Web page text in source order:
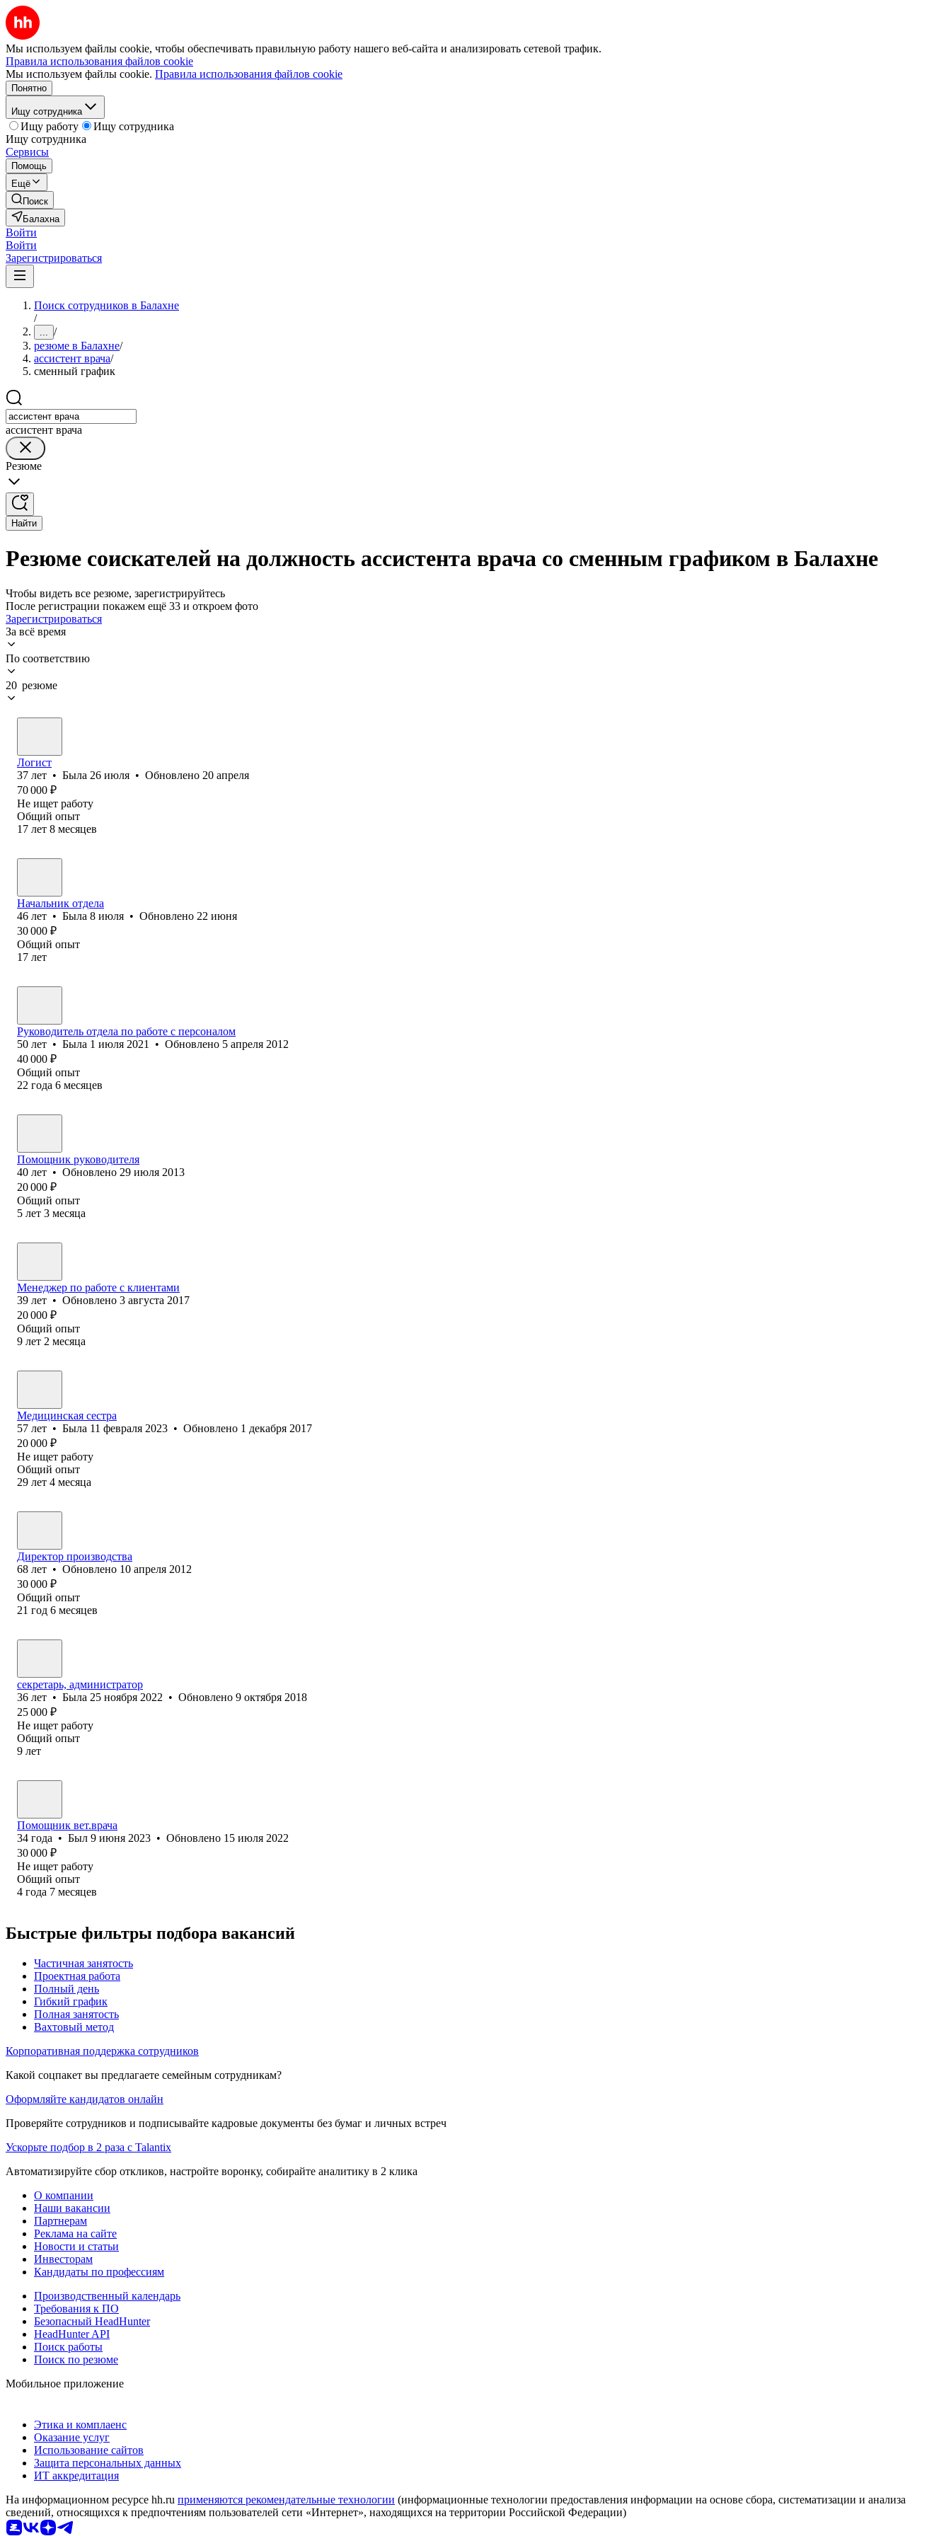
Мы используем файлы cookie, чтобы обеспечивать правильную работу нашего веб-сайта и анализировать сетевой трафик.
Правила использования файлов cookie
Мы используем файлы cookie. Правила использования файлов cookie
Понятно
Ищу сотрудника
Ищу работу
Ищу сотрудника
Ищу сотрудника
Сервисы
Помощь
Ещё
Поиск
Балахна
Войти
Войти
Зарегистрироваться
Поиск сотрудников в Балахне
/
... /
резюме в Балахне/
ассистент врача/
сменный график
ассистент врача
Резюме
Найти
Резюме соискателей на должность ассистента врача со сменным графиком в Балахне
Чтобы видеть все резюме, зарегистрируйтесь
После регистрации покажем ещё 33 и откроем фото
Зарегистрироваться
За всё время
По соответствию
20 резюме
Логист
37 лет • Была 26 июля • Обновлено 20 апреля
70 000 ₽
Не ищет работу
Общий опыт
17 лет 8 месяцев
Начальник отдела
46 лет • Была 8 июля • Обновлено 22 июня
30 000 ₽
Общий опыт
17 лет
Руководитель отдела по работе с персоналом
50 лет • Была 1 июля 2021 • Обновлено 5 апреля 2012
40 000 ₽
Общий опыт
22 года 6 месяцев
Помощник руководителя
40 лет • Обновлено 29 июля 2013
20 000 ₽
Общий опыт
5 лет 3 месяца
Менеджер по работе с клиентами
39 лет • Обновлено 3 августа 2017
20 000 ₽
Общий опыт
9 лет 2 месяца
Медицинская сестра
57 лет • Была 11 февраля 2023 • Обновлено 1 декабря 2017
20 000 ₽
Не ищет работу
Общий опыт
29 лет 4 месяца
Директор производства
68 лет • Обновлено 10 апреля 2012
30 000 ₽
Общий опыт
21 год 6 месяцев
секретарь, администратор
36 лет • Была 25 ноября 2022 • Обновлено 9 октября 2018
25 000 ₽
Не ищет работу
Общий опыт
9 лет
Помощник вет.врача
34 года • Был 9 июня 2023 • Обновлено 15 июля 2022
30 000 ₽
Не ищет работу
Общий опыт
4 года 7 месяцев
Быстрые фильтры подбора вакансий
Частичная занятость
Проектная работа
Полный день
Гибкий график
Полная занятость
Вахтовый метод
Корпоративная поддержка сотрудников
Какой соцпакет вы предлагаете семейным сотрудникам?
Оформляйте кандидатов онлайн
Проверяйте сотрудников и подписывайте кадровые документы без бумаг и личных встреч
Ускорьте подбор в 2 раза с Talantix
Автоматизируйте сбор откликов, настройте воронку, собирайте аналитику в 2 клика
О компании
Наши вакансии
Партнерам
Реклама на сайте
Новости и статьи
Инвесторам
Кандидаты по профессиям
Производственный календарь
Требования к ПО
Безопасный HeadHunter
HeadHunter API
Поиск работы
Поиск по резюме
Мобильное приложение
Этика и комплаенс
Оказание услуг
Использование сайтов
Защита персональных данных
ИТ аккредитация
На информационном ресурсе hh.ru применяются рекомендательные технологии (информационные технологии предоставления информации на основе сбора, систематизации и анализа
сведений, относящихся к предпочтениям пользователей сети «Интернет», находящихся на территории Российской Федерации)